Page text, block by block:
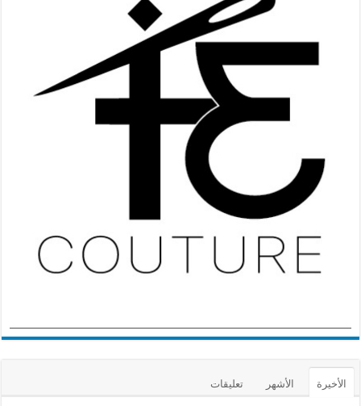
الأخيرة الأشهر تعليقات